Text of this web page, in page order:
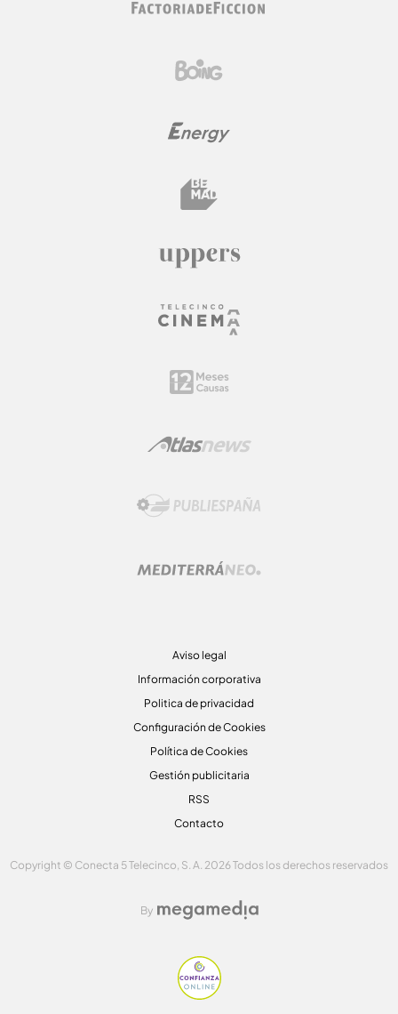
Aviso legal
Información corporativa
Politica de privacidad
Configuración de Cookies
Política de Cookies
Gestión publicitaria
RSS
Contacto
Copyright © Conecta 5 Telecinco, S. A. 2026 Todos los derechos reservados
By